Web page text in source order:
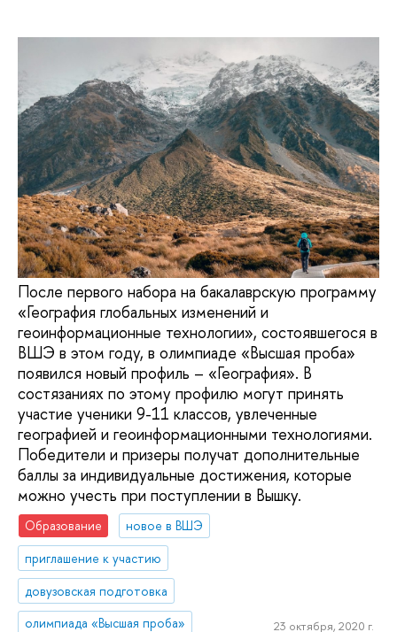
После первого набора на бакалаврскую программу
«География глобальных изменений и
геоинформационные технологии», состоявшегося в
ВШЭ в этом году, в олимпиаде «Высшая проба»
появился новый профиль – «География». В
состязаниях по этому профилю могут принять
участие ученики 9-11 классов, увлеченные
географией и геоинформационными технологиями.
Победители и призеры получат дополнительные
баллы за индивидуальные достижения, которые
можно учесть при поступлении в Вышку.
Образование
новое в ВШЭ
приглашение к участию
довузовская подготовка
олимпиада «Высшая проба»
23 октября, 2020 г.